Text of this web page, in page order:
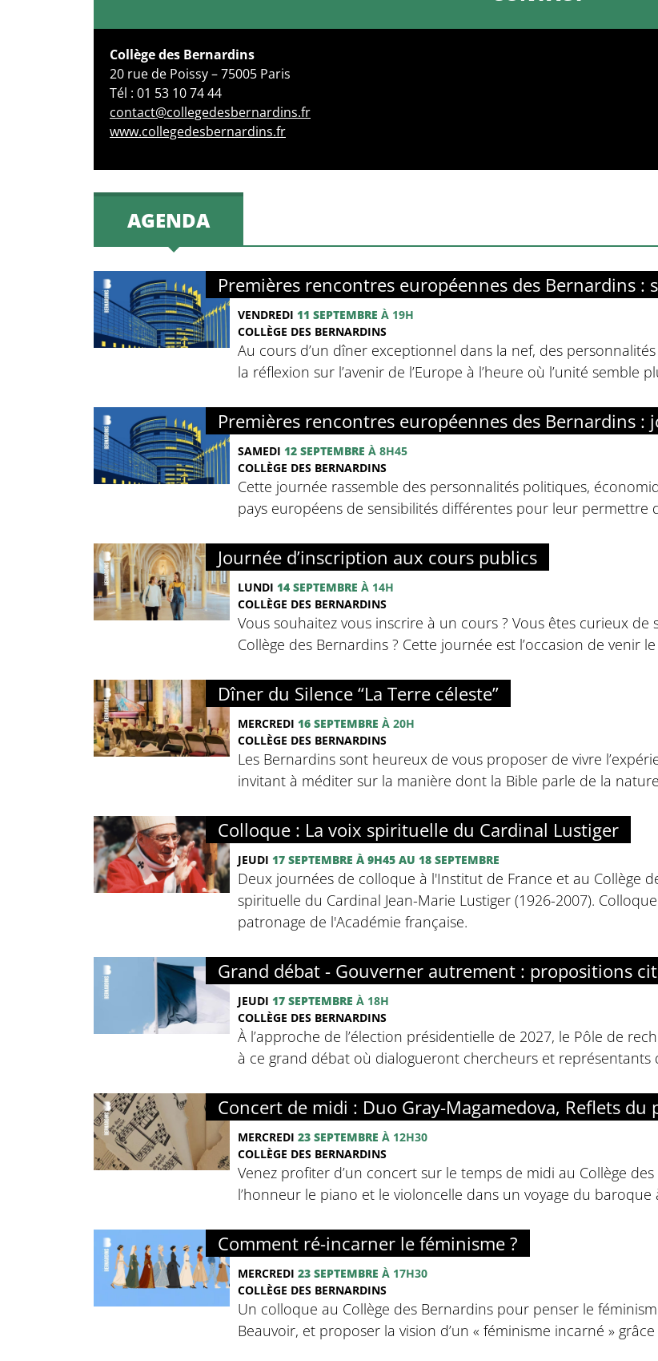
Collège des Bernardins
20 rue de Poissy – 75005 Paris
Tél : 01 53 10 74 44
contact@collegedesbernardins.fr
www.collegedesbernardins.fr
AGENDA
Premières rencontres européennes des Bernardins :
VENDREDI 11 SEPTEMBRE À 19H
COLLÈGE DES BERNARDINS
Au cours d’un dîner exceptionnel dans la nef, des
la réflexion sur l’avenir de l’Europe à l’heure où l’unité semble
Premières rencontres européennes des Bernardins :
SAMEDI 12 SEPTEMBRE À 8H45
COLLÈGE DES BERNARDINS
Cette journée rassemble des personnalités politiques,
pays européens de sensibilités différentes pour leur permettre
Journée d’inscription aux cours publics
LUNDI 14 SEPTEMBRE À 14H
COLLÈGE DES BERNARDINS
Vous souhaitez vous inscrire à un cours ? Vous êtes curieux
Collège des Bernardins ? Cette journée est l’occasion de venir
Dîner du Silence “La Terre céleste”
MERCREDI 16 SEPTEMBRE À 20H
COLLÈGE DES BERNARDINS
Les Bernardins sont heureux de vous proposer de vivre
invitant à méditer sur la manière dont la Bible parle de la
Colloque : La voix spirituelle du Cardinal Lustiger
JEUDI 17 SEPTEMBRE À 9H45 AU 18 SEPTEMBRE
Deux journées de colloque à l'Institut de France et au Collège
spirituelle du Cardinal Jean-Marie Lustiger (1926-2007).
patronage de l'Académie française.
Grand débat - Gouverner autrement : propositions
JEUDI 17 SEPTEMBRE À 18H
COLLÈGE DES BERNARDINS
À l’approche de l’élection présidentielle de 2027, le Pôle de
à ce grand débat où dialogueront chercheurs et représentants
Concert de midi : Duo Gray-Magamedova, Reflets du
MERCREDI 23 SEPTEMBRE À 12H30
COLLÈGE DES BERNARDINS
Venez profiter d’un concert sur le temps de midi au Collège
l’honneur le piano et le violoncelle dans un voyage du baroque
Comment ré-incarner le féminisme ?
MERCREDI 23 SEPTEMBRE À 17H30
COLLÈGE DES BERNARDINS
Un colloque au Collège des Bernardins pour penser le
Beauvoir, et proposer la vision d’un « féminisme incarné »